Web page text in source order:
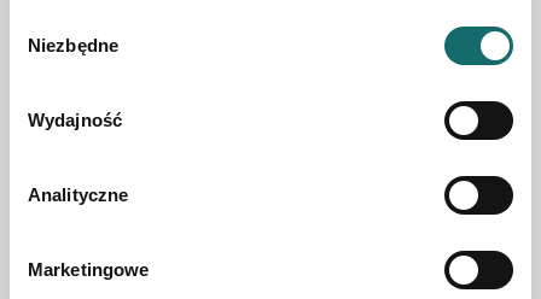
zgody
Niezbędne
Wydajność
Analityczne
Marketingowe